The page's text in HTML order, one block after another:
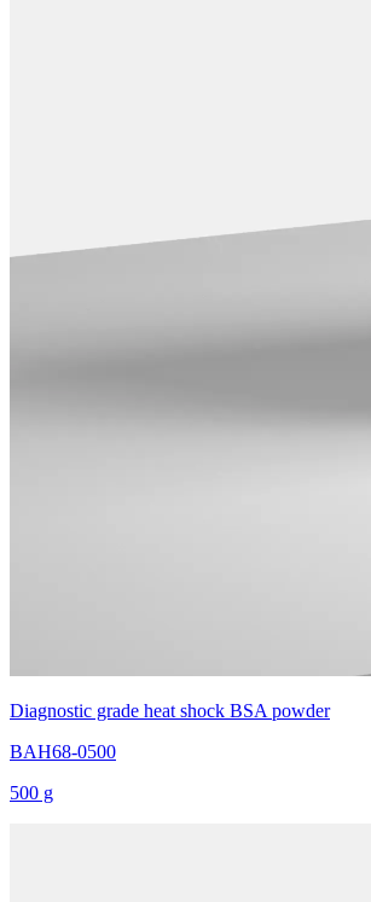
Diagnostic grade heat shock BSA powder
BAH68-0500
500 g